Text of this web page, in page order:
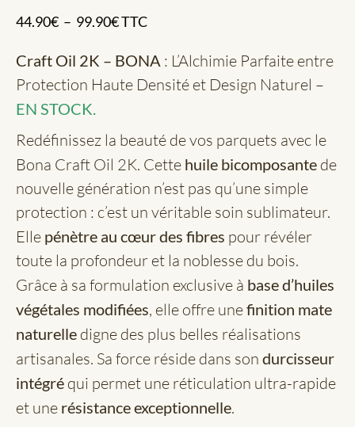
44.90€ – 99.90€TTC
Craft Oil 2K – BONA : L’Alchimie Parfaite entre
Protection Haute Densité et Design Naturel –
EN STOCK.
Redéfinissez la beauté de vos parquets avec le
Bona Craft Oil 2K. Cette huile bicomposante de
nouvelle génération n’est pas qu’une simple
protection : c’est un véritable soin sublimateur.
Elle pénètre au cœur des fibres pour révéler
toute la profondeur et la noblesse du bois.
Grâce à sa formulation exclusive à base d’huiles
végétales modifiées, elle offre unefinition mate
naturelle digne des plus belles réalisations
artisanales. Sa force réside dans son durcisseur
intégré qui permet une réticulation ultra-rapide
et une résistance exceptionnelle.